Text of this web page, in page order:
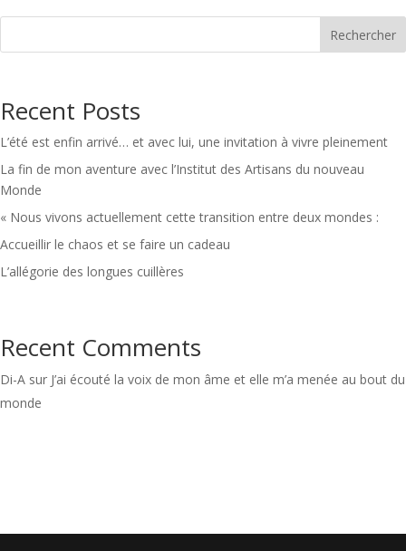
Rechercher
Recent Posts
L’été est enfin arrivé… et avec lui, une invitation à vivre pleinement
La fin de mon aventure avec l’Institut des Artisans du nouveau
Monde
« Nous vivons actuellement cette transition entre deux mondes :
Accueillir le chaos et se faire un cadeau
L’allégorie des longues cuillères
Recent Comments
Di-A sur J’ai écouté la voix de mon âme et elle m’a menée au bout du
monde